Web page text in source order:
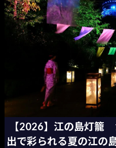
【2026】江の島灯籠
出で彩られる夏の江の